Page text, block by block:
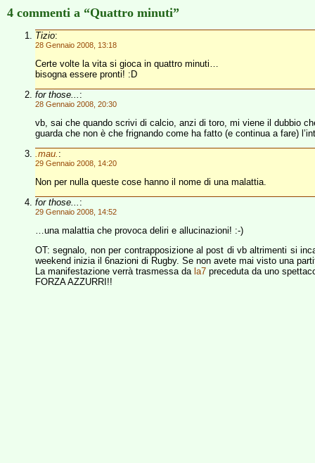
4 commenti a “Quattro minuti”
Tizio:
28 Gennaio 2008, 13:18
Certe volte la vita si gioca in quattro minuti…
bisogna essere pronti! :D
for those... :
28 Gennaio 2008, 20:30
vb, sai che quando scrivi di calcio, anzi di toro, mi viene il dubbio
guarda che non è che frignando come ha fatto (e continua a fare)
.mau. :
29 Gennaio 2008, 14:20
Non per nulla queste cose hanno il nome di una malattia.
for those... :
29 Gennaio 2008, 14:52
…una malattia che provoca deliri e allucinazioni! :-)
OT: segnalo, non per contrapposizione al post di vb altrimenti si
weekend inizia il 6nazioni di Rugby. Se non avete mai visto una
La manifestazione verrà trasmessa da la7 preceduta da uno
FORZA AZZURRI!!